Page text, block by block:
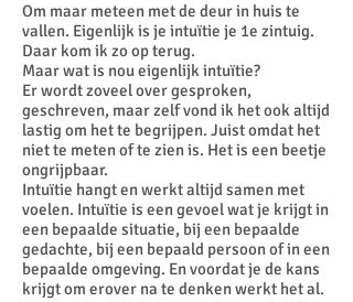
Om maar meteen met de deur in huis te
vallen. Eigenlijk is je intuïtie je 1e zintuig.
Daar kom ik zo op terug.
Maar wat is nou eigenlijk intuïtie?
Er wordt zoveel over gesproken,
geschreven, maar zelf vond ik het ook altijd
lastig om het te begrijpen. Juist omdat het
niet te meten of te zien is. Het is een beetje
ongrijpbaar.
Intuïtie hangt en werkt altijd samen met
voelen. Intuïtie is een gevoel wat je krijgt in
een bepaalde situatie, bij een bepaalde
gedachte, bij een bepaald persoon of in een
bepaalde omgeving. En voordat je de kans
krijgt om erover na te denken werkt het al.